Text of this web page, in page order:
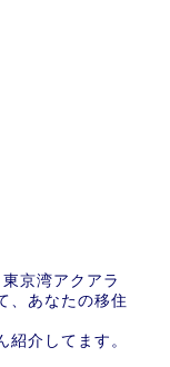
京湾アクアラ
、あなたの移住
紹介してます。